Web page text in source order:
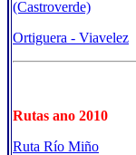
(Castroverde)
Ortiguera - Viavelez
Rutas ano 2010
Ruta Río Miño